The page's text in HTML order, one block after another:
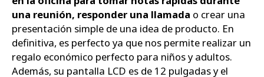
una reunión, responder una llamada o crear una
presentación simple de una idea de producto. En
definitiva, es perfecto ya que nos permite realizar un
regalo económico perfecto para niños y adultos.
Además, su pantalla LCD es de 12 pulgadas y el